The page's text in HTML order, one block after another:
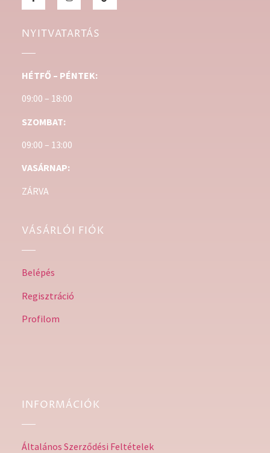
NYITVATARTÁS
HÉTFŐ – PÉNTEK:
09:00 – 18:00
SZOMBAT:
09:00 – 13:00
VASÁRNAP:
ZÁRVA
VÁSÁRLÓI FIÓK
Belépés
Regisztráció
Profilom
INFORMÁCIÓK
Általános Szerződési Feltételek